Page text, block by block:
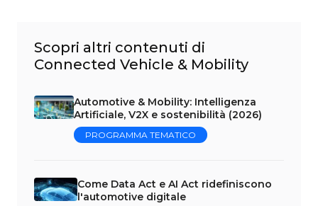
Scopri altri contenuti di
Connected Vehicle & Mobility
Automotive & Mobility: Intelligenza
Artificiale, V2X e sostenibilità (2026)
PROGRAMMA TEMATICO
Come Data Act e AI Act ridefiniscono
l'automotive digitale